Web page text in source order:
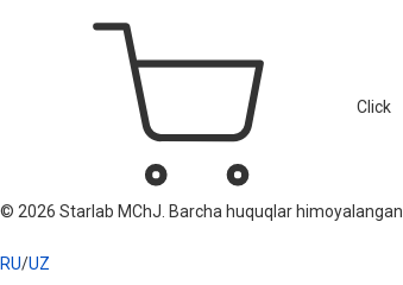
Click
© 2026 Starlab MChJ. Barcha huquqlar himoyalangan.
RU/UZ